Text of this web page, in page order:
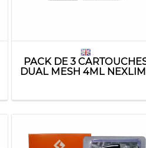
PACK DE 3
DUAL MESH 4ML